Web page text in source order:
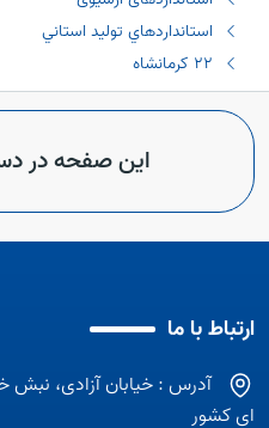
استانداردهاي توليد استاني
٢٢ كرمانشاه
این صفحه در
ارتباط با ما
آدرس : خیابان آزادی، نبش
ای کشور